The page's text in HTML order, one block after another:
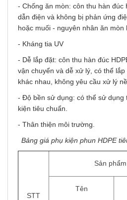
- Chống ăn mòn: côn thu hàn đúc
dẫn điện và không bị phản ứng
hoặc muối - nguyên nhân ăn mòn
- Kháng tia UV
- Dễ lắp đặt: côn thu hàn đúc
vận chuyển và dễ xử lý, có thể
khác nhau, không yêu cầu xử lý
- Độ bền sử dụng: có thể sử dụng
kiện tiêu chuẩn.
- Thân thiện môi trường.
Bảng giá phụ kiện phun HDPE
STT
Sản
Tên